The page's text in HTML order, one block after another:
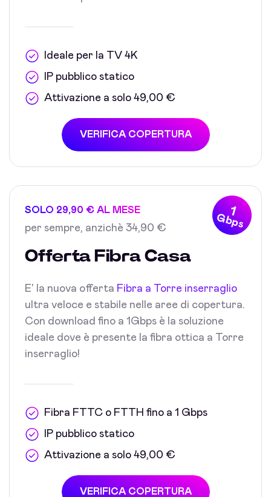
Ideale per la TV 4K
IP pubblico statico
Attivazione a solo 49,00 €
VERIFICA COPERTURA
1
Gbps
SOLO 29,90 € AL MESE
per sempre, anzichè 34,90 €
Offerta Fibra Casa
E' la nuova offerta Fibra a Torre inserraglio
ultra veloce e stabile nelle aree di copertura.
Con download fino a 1Gbps è la soluzione
ideale dove è presente la fibra ottica a Torre
inserraglio!
Fibra FTTC o FTTH fino a 1 Gbps
IP pubblico statico
Attivazione a solo 49,00 €
VERIFICA COPERTURA